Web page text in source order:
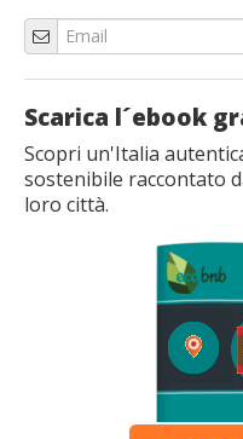
Scarica l´ebook
Scopri un'Italia
sostenibile raccontato
loro città.